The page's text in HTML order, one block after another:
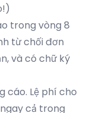
trong vòng 8
từ chối đơn
và có chữ ký
cáo. Lệ phí cho
cả trong